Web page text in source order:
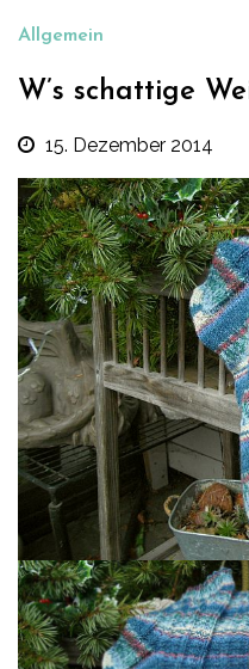
Allgemein
W’s schattige
15. Dezember 2014